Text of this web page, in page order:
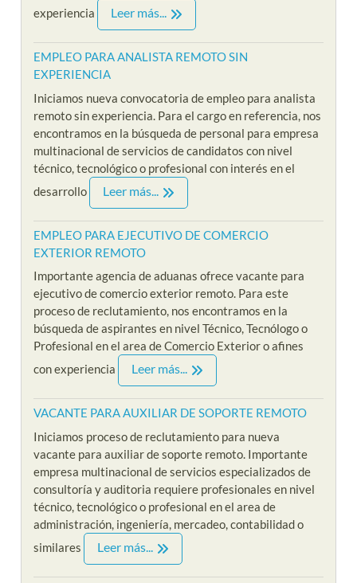
experiencia
Leer más...
EMPLEO PARA ANALISTA REMOTO SIN
EXPERIENCIA
Iniciamos nueva convocatoria de empleo para analista
remoto sin experiencia. Para el cargo en referencia, nos
encontramos en la búsqueda de personal para empresa
multinacional de servicios de candidatos con nivel
técnico, tecnológico o profesional con interés en el
desarrollo
Leer más...
EMPLEO PARA EJECUTIVO DE COMERCIO
EXTERIOR REMOTO
Importante agencia de aduanas ofrece vacante para
ejecutivo de comercio exterior remoto. Para este
proceso de reclutamiento, nos encontramos en la
búsqueda de aspirantes en nivel Técnico, Tecnólogo o
Profesional en el area de Comercio Exterior o afines
con experiencia
Leer más...
VACANTE PARA AUXILIAR DE SOPORTE REMOTO
Iniciamos proceso de reclutamiento para nueva
vacante para auxiliar de soporte remoto. Importante
empresa multinacional de servicios especializados de
consultoría y auditoria requiere profesionales en nivel
técnico, tecnológico o profesional en el area de
administración, ingeniería, mercadeo, contabilidad o
similares
Leer más...